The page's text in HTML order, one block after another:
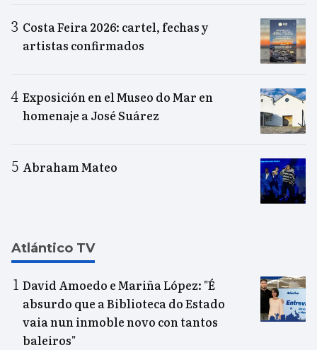
Costa Feira 2026: cartel, fechas y
artistas confirmados
Exposición en el Museo do Mar en
homenaje a José Suárez
Abraham Mateo
Atlántico TV
David Amoedo e Mariña López: "É
absurdo que a Biblioteca do Estado
vaia nun inmoble novo con tantos
baleiros"